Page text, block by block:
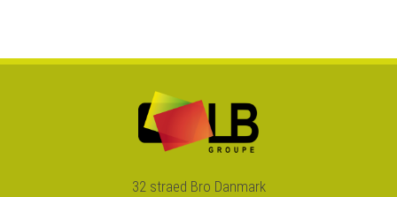
32 straed Bro Danmark